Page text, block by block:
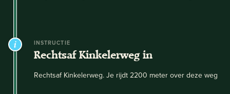
INSTRUCTIE
Rechtsaf Kinkelerweg in
Rechtsaf Kinkelerweg. Je rijdt 2200 meter over deze weg